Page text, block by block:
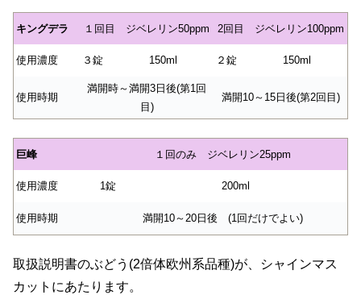
キングデラ １回目 ジベレリン50ppm 2回目 ジベレリン100ppm
使用濃度 ３錠 150ml ２錠 150ml
使用時期
満開時～満開3日後(第1回
目)
満開10～15日後(第2回目)
巨峰 １回のみ ジベレリン25ppm
使用濃度 1錠 200ml
使用時期 満開10～20日後 (1回だけでよい)
取扱説明書のぶどう(2倍体欧州系品種)が、シャインマス
カットにあたります。